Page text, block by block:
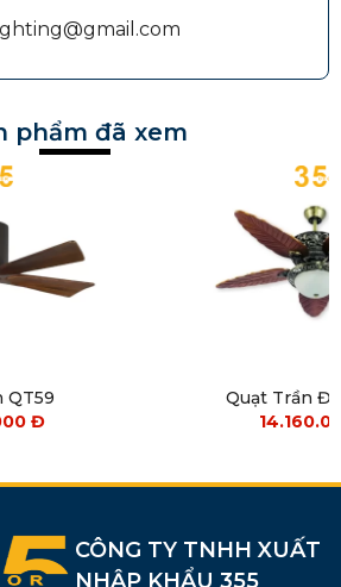
phẩm đã xem
QT59
Đ
Quạt Trần
CÔNG TY TNHH XUẤT
NHẬP KHẨU 355